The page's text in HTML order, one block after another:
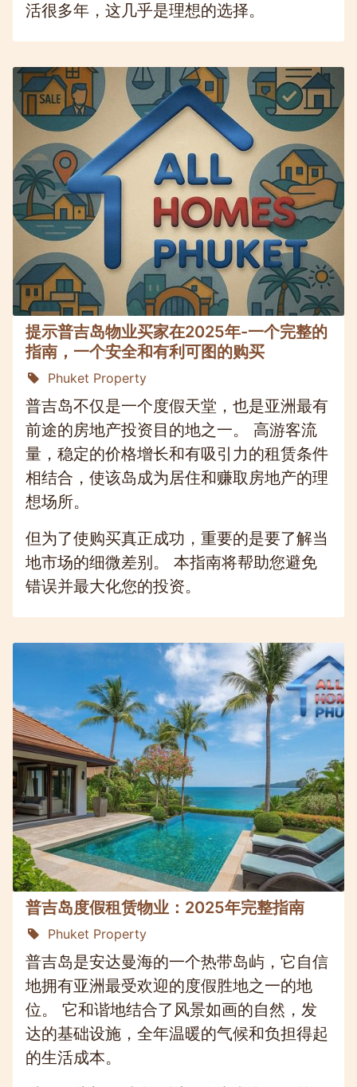
活很多年，这几乎是理想的选择。
提示普吉岛物业买家在2025年-一个完整的
指南，一个安全和有利可图的购买
Phuket Property
普吉岛不仅是一个度假天堂，也是亚洲最有
前途的房地产投资目的地之一。 高游客流
量，稳定的价格增长和有吸引力的租赁条件
相结合，使该岛成为居住和赚取房地产的理
想场所。
但为了使购买真正成功，重要的是要了解当
地市场的细微差别。 本指南将帮助您避免
错误并最大化您的投资。
普吉岛度假租赁物业：2025年完整指南
Phuket Property
普吉岛是安达曼海的一个热带岛屿，它自信
地拥有亚洲最受欢迎的度假胜地之一的地
位。 它和谐地结合了风景如画的自然，发
达的基础设施，全年温暖的气候和负担得起
的生活成本。